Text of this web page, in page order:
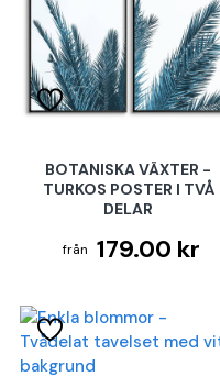
BOTANISKA VÄXTER -
TURKOS POSTER I TVÅ
DELAR
179.00 kr